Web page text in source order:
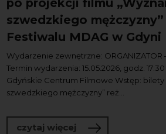
szwedzkiego
Festiwalu MDAG w Gdyni
Wydarzenie zewnętrzne: ORGANIZATOR –
Termin wydarzenia: 15.05.2026, godz.
Gdyńskie Centrum Filmowe Wstęp: bilety
szwedzkiego mężczyzny” reż...
czytaj więcej o W kręgu